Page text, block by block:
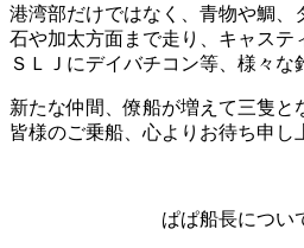
港湾部だけではなく、青物や鯛、
石や加太方面まで走り、キャステ
ＳＬＪにデイバチコン等、様々な
新たな仲間、僚船が増えて三隻と
皆様のご乗船、心よりお待ち申し
ぱぱ船長につい